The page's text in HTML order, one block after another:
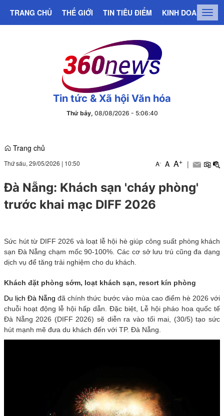
TRANG CHỦ THẾ GIỚI TIN TIÊU ĐIỂM KINH DOANH
Tin tức & Xã hội Văn hóa
Thứ bảy,08/08/2026 - 5:06:41
Trang chủ
Thứ sáu, 29/05/2026 | 10:50 A- A A+ |
Đà Nẵng: Khách sạn 'cháy phòng'
trước khai mạc DIFF 2026
Sức hút từ DIFF 2026 và loạt lễ hội hè giúp công suất phòng khách
sạn Đà Nẵng chạm mốc 90-100%. Các cơ sở lưu trú cũng đa dạng
dịch vụ để tăng trải nghiệm cho du khách.
Khách đặt phòng sớm, loạt khách sạn, resort kín phòng
Du lịch Đà Nẵng đã chính thức bước vào mùa cao điểm hè 2026 với
chuỗi hoạt động lễ hội hấp dẫn. Đặc biệt, Lễ hội pháo hoa quốc tế
Đà Nẵng 2026 (DIFF 2026) sẽ diễn ra vào tối mai, (30/5) tạo sức
hút mạnh mẽ đưa du khách đến với TP. Đà Nẵng.